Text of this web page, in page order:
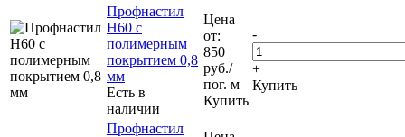
Профнастил
Н60 с
полимерным
покрытием 0,8
мм
Есть в
наличии
Цена
от:
850
руб./
пог. м
Купить
-
+
Купить
Профнастил